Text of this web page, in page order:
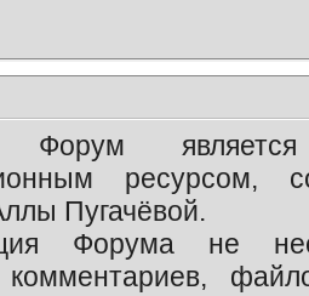
Форум является
ресурсом,
Пугачёвой.
Форума не
комментариев,